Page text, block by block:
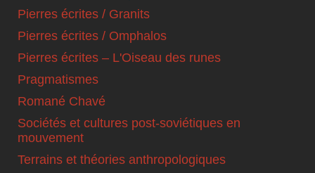
Pierres écrites / Granits
Pierres écrites / Omphalos
Pierres écrites – L'Oiseau des runes
Pragmatismes
Romané Chavé
Sociétés et cultures post-soviétiques en
mouvement
Terrains et théories anthropologiques